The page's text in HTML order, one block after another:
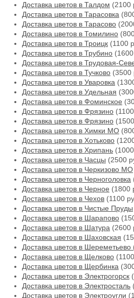
Доставка цветов в Талдом (2100
Доставка цветов в Тарасовка
Доставка цветов в Тарасово
Доставка цветов в Томилино
Доставка цветов в Троицк (1100
Доставка цветов в Трубино
Доставка цветов в Трудовая-
Доставка цветов в Тучково (3500
Доставка цветов в Уваровка
Доставка цветов в Удельная
Доставка цветов в Фоминское
Доставка цветов в Фрязино
Доставка цветов в Фрязино
Доставка цветов в Химки МО
Доставка цветов в Хотьково
Доставка цветов в Хрипань
Доставка цветов в Часцы (2500
Доставка цветов в Черкизово МО
Доставка цветов в Черноголовка
Доставка цветов в Черное (1800
Доставка цветов в Чехов (1100
Доставка цветов в Чистые Пруды
Доставка цветов в Шарапово
Доставка цветов в Шатура (2600
Доставка цветов в Шаховская
Доставка цветов в
Доставка цветов в Щелково
Доставка цветов в Щербинка
Доставка цветов в Электрогорск
Доставка цветов в Электросталь
Доставка цветов в Электроугли